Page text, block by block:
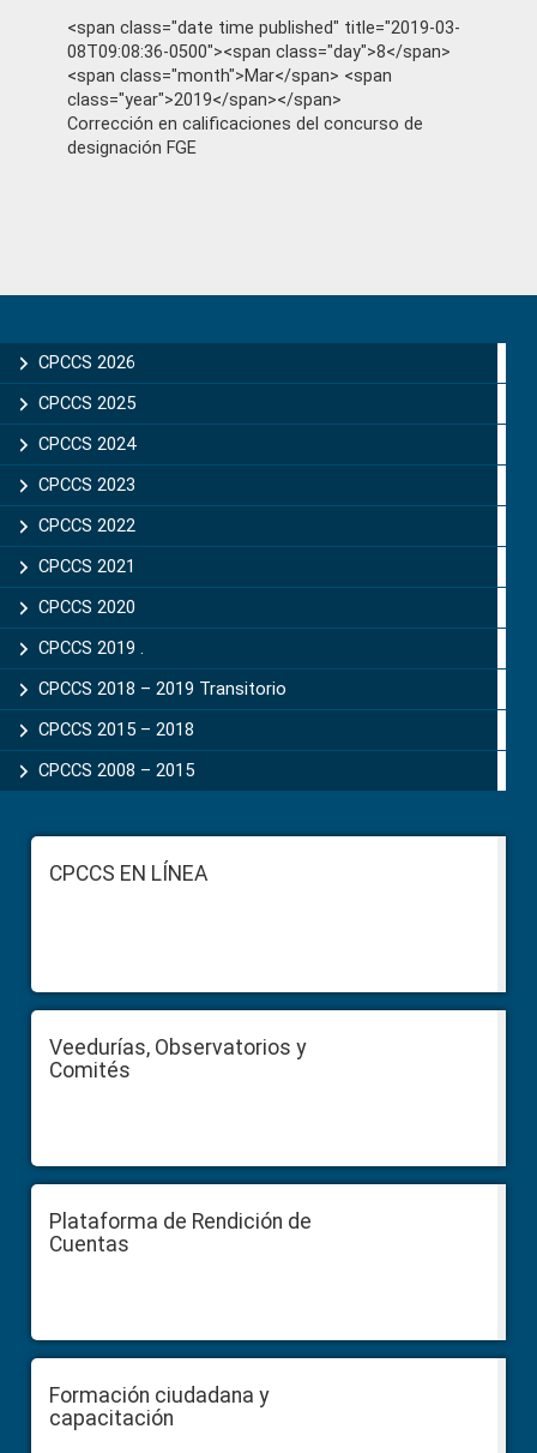
<span class="date time published" title="2019-03-
08T09:08:36-0500"><span class="day">8</span>
<span class="month">Mar</span> <span
class="year">2019</span></span>
Corrección en calificaciones del concurso de
designación FGE
Sidebar
CPCCS 2026
CPCCS 2025
CPCCS 2024
CPCCS 2023
CPCCS 2022
CPCCS 2021
CPCCS 2020
CPCCS 2019 .
CPCCS 2018 – 2019 Transitorio
CPCCS 2015 – 2018
CPCCS 2008 – 2015
FooterCPCCS EN LÍNEA
Veedurías, Observatorios y
Comités
Plataforma de Rendición de
Cuentas
Formación ciudadana y
capacitación